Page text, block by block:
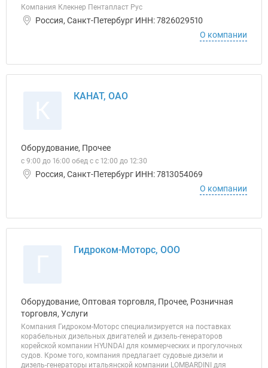
Компания Клекнер Пентапласт Рус
Россия, Санкт-Петербург ИНН: 7826029510
О компании
КАНАТ, ОАО
Оборудование, Прочее
с 9:00 до 16:00 обед с с 12:00 до 12:30
Россия, Санкт-Петербург ИНН: 7813054069
О компании
Гидроком-Моторс, ООО
Оборудование, Оптовая торговля, Прочее, Розничная
торговля, Услуги
Компания Гидроком-Моторс специализируется на поставках
корабельных дизельных двигателей и дизель-генераторов
корейской компании HYUNDAI для коммерческих и прогулочных
судов. Кроме того, компания предлагает судовые дизели и
дизель-генераторы итальянской компании LOMBARDINI для